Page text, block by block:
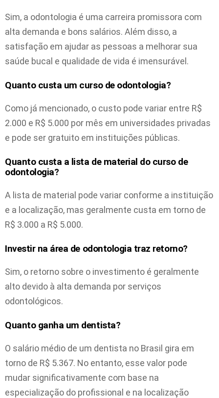
Sim, a odontologia é uma carreira promissora com
alta demanda e bons salários. Além disso, a
satisfação em ajudar as pessoas a melhorar sua
saúde bucal e qualidade de vida é imensurável.
Quanto custa um curso de odontologia?
Como já mencionado, o custo pode variar entre R$
2.000 e R$ 5.000 por mês em universidades privadas
e pode ser gratuito em instituições públicas.
Quanto custa a lista de material do curso de
odontologia?
A lista de material pode variar conforme a instituição
e a localização, mas geralmente custa em torno de
R$ 3.000 a R$ 5.000.
Investir na área de odontologia traz retorno?
Sim, o retorno sobre o investimento é geralmente
alto devido à alta demanda por serviços
odontológicos.
Quanto ganha um dentista?
O salário médio de um dentista no Brasil gira em
torno de R$ 5.367. No entanto, esse valor pode
mudar significativamente com base na
especialização do profissional e na localização